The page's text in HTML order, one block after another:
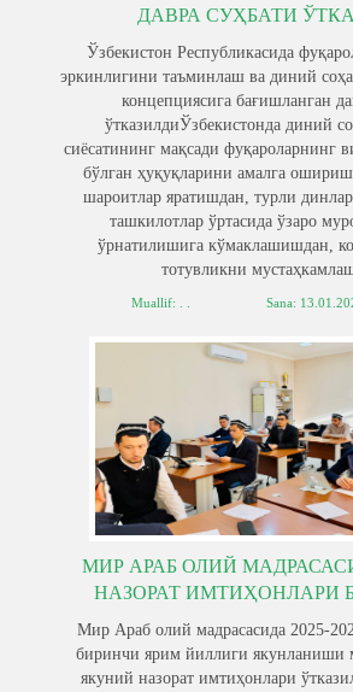
ДАВРА СУҲБАТИ
Ўзбекистон Республикасида
эркинлигини таъминлаш ва диний
концепциясига бағишланган
ўтказилдиЎзбекистонда диний
сиёсатининг мақсади фуқароларнинг
бўлган ҳуқуқларини амалга
шароитлар яратишдан, турли
ташкилотлар ўртасида ўзаро
ўрнатилишига кўмаклашишдан,
тотувликни
Muallif: . . Sana:
МИР АРАБ ОЛИЙ
НАЗОРАТ ИМТИҲОНЛАРИ
Мир Араб олий мадрасасида 2025-
биринчи ярим йиллиги якунланиши
якуний назорат имтиҳонлари